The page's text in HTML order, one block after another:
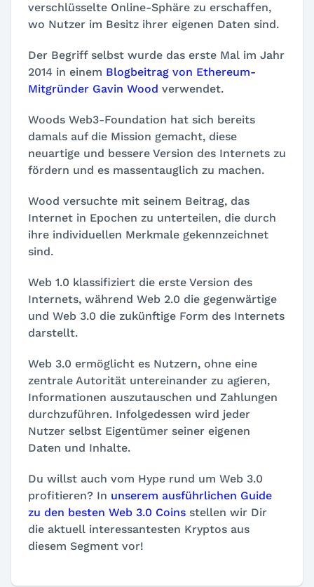
verschlüsselte Online-Sphäre zu erschaffen,
wo Nutzer im Besitz ihrer eigenen Daten sind.
Der Begriff selbst wurde das erste Mal im Jahr
2014 in einem Blogbeitrag von Ethereum-
Mitgründer Gavin Wood verwendet.
Woods Web3-Foundation hat sich bereits
damals auf die Mission gemacht, diese
neuartige und bessere Version des Internets zu
fördern und es massentauglich zu machen.
Wood versuchte mit seinem Beitrag, das
Internet in Epochen zu unterteilen, die durch
ihre individuellen Merkmale gekennzeichnet
sind.
Web 1.0 klassifiziert die erste Version des
Internets, während Web 2.0 die gegenwärtige
und Web 3.0 die zukünftige Form des Internets
darstellt.
Web 3.0 ermöglicht es Nutzern, ohne eine
zentrale Autorität untereinander zu agieren,
Informationen auszutauschen und Zahlungen
durchzuführen. Infolgedessen wird jeder
Nutzer selbst Eigentümer seiner eigenen
Daten und Inhalte.
Du willst auch vom Hype rund um Web 3.0
profitieren? In unserem ausführlichen Guide
zu den besten Web 3.0 Coins stellen wir Dir
die aktuell interessantesten Kryptos aus
diesem Segment vor!